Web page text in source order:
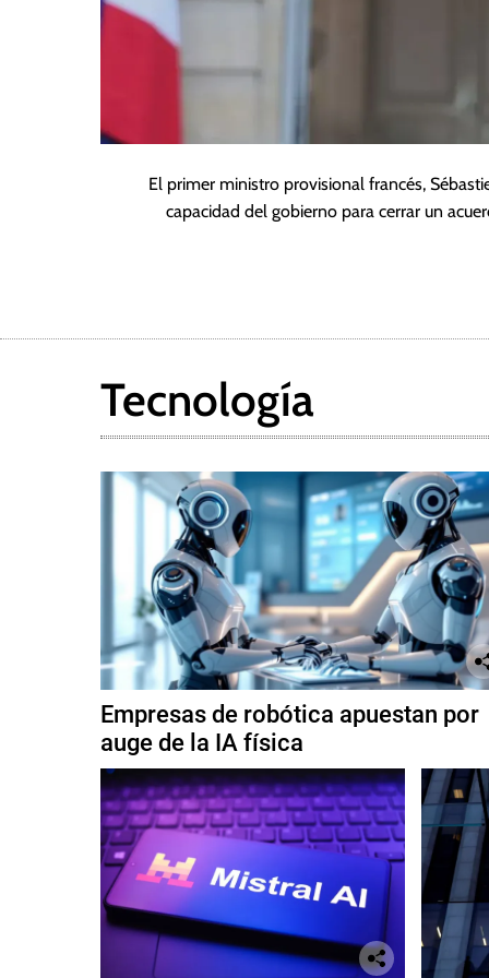
El primer ministro provisional francés,
capacidad del gobierno para cerrar un
Tecnología
Empresas de robótica apuestan por
auge de la IA física